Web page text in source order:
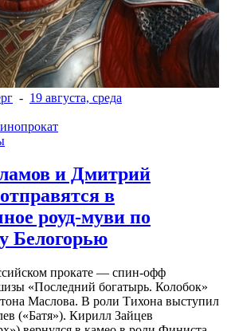
- 19 августа, среда
и Дмитрий
в
роуд-муви по
Белогорью
прокате — спин-офф
«Последний богатырь. Колобок»
Маслова. В роли Тихона выступил
(«Батя»). Кирилл Зайцев